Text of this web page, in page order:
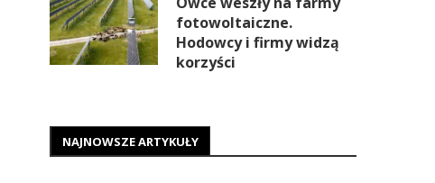
fotowoltaiczne.
Hodowcy i firmy widzą
korzyści
NAJNOWSZE ARTYKUŁY